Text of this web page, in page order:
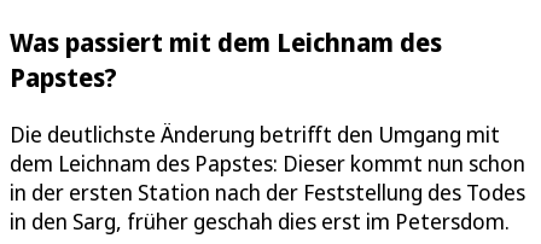
Was passiert mit dem Leichnam des
Papstes?
Die deutlichste Änderung betrifft den Umgang mit
dem Leichnam des Papstes: Dieser kommt nun schon
in der ersten Station nach der Feststellung des Todes
in den Sarg, früher geschah dies erst im Petersdom.